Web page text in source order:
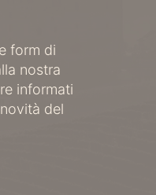
form di
nostra
informati
del